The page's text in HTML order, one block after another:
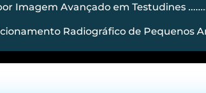
Imagem Avançado em Testudines
Radiográfico de Pequenos